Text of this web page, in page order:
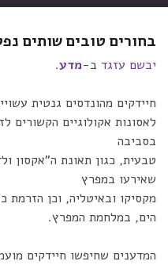
בחורים טובים שותים
יבשם עזגד ב-מדע.
חיידקים מהונדסים גנטית
לאסונות אקולוגיים הקשורים
בסביבה
טבעית, כגון תאונת ה"אקסון
שאירעו במפרץ
מקסיקו ובאיטליה, וכן הזרמת
הים, במלחמת המפרץ.
המדענים שחיפשו חיידקים